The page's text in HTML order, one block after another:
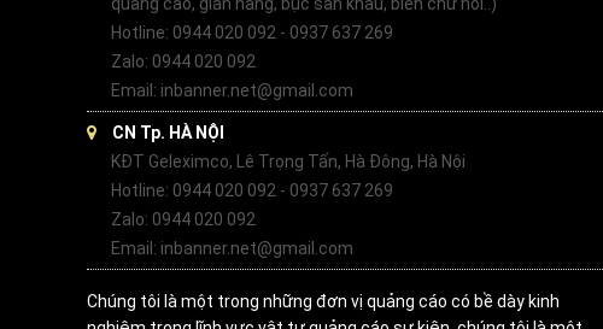
Hotline: 0944 020 092 - 0937 637 269
Zalo: 0944 020 092
Email: inbanner.net@gmail.com
CN Tp. HÀ NỘI
KĐT Geleximco, Lê Trọng Tấn, Hà Đông, Hà Nội
Hotline: 0944 020 092 - 0937 637 269
Zalo: 0944 020 092
Email: inbanner.net@gmail.com
Chúng tôi là một trong những đơn vị quảng cáo có bề dày kinh